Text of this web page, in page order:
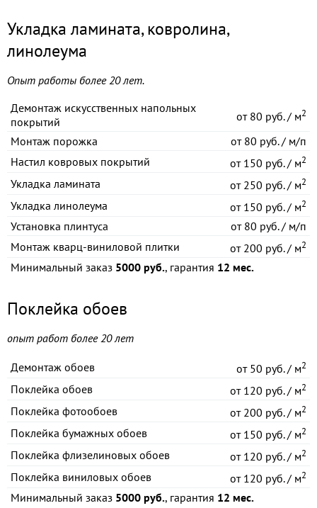
Укладка ламината, ковролина,
линолеума
Опыт работы более 20 лет.
Демонтаж искусственных напольных
покрытий
от80 руб. / м2
Монтаж порожка от80 руб. / м/п
Настил ковровых покрытий
от150 руб. / м2
Укладка ламината от250 руб. / м2
Укладка линолеума от150 руб. / м2
Установка плинтуса от80 руб. / м/п
Монтаж кварц-виниловой плитки
от200 руб. / м2
Минимальный заказ 5000 руб., гарантия 12 мес.
Поклейка обоев
опыт работ более 20 лет
Демонтаж обоев от50 руб. / м2
Поклейка обоев от120 руб. / м2
Поклейка фотообоев от200 руб. / м2
Поклейка бумажных обоев от150 руб. / м2
Поклейка флизелиновых обоев от120 руб. / м2
Поклейка виниловых обоев от120 руб. / м2
Минимальный заказ 5000 руб., гарантия 12 мес.